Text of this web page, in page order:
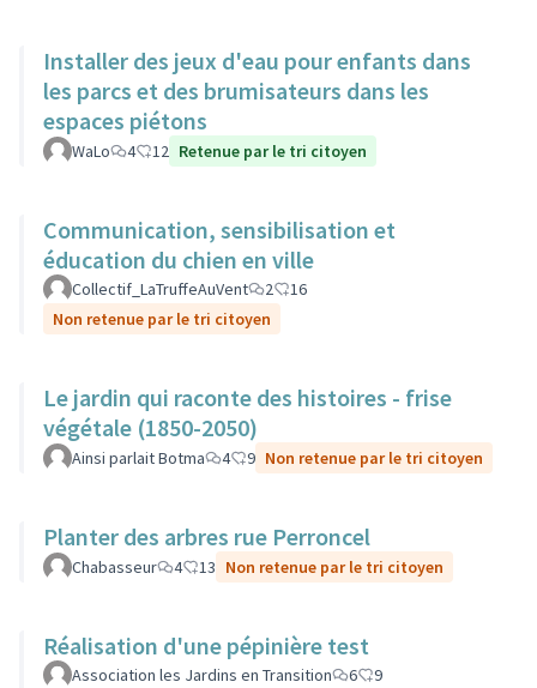
Installer des jeux d'eau pour enfants dans
les parcs et des brumisateurs dans les
espaces piétons
WaLo 4 12 Retenue par le tri citoyen
Communication, sensibilisation et
éducation du chien en ville
Collectif_LaTruffeAuVent 2
16
Non retenue par le tri citoyen
Le jardin qui raconte des histoires - frise
végétale (1850-2050)
Ainsi parlait Botma 4 9 Non retenue par le tri citoyen
Planter des arbres rue Perroncel
Chabasseur 4 13 Non retenue par le tri citoyen
Réalisation d'une pépinière test
Association les Jardins en Transition 6
9